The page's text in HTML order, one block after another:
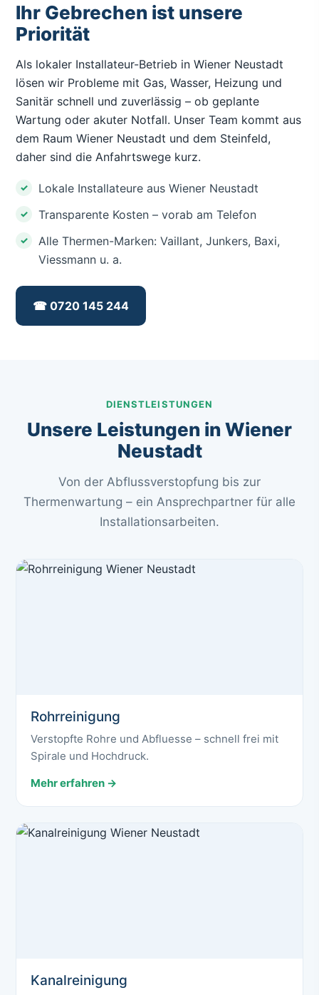
Ihr Gebrechen ist unsere
Priorität
Als lokaler Installateur-Betrieb in Wiener Neustadt
lösen wir Probleme mit Gas, Wasser, Heizung und
Sanitär schnell und zuverlässig – ob geplante
Wartung oder akuter Notfall. Unser Team kommt aus
dem Raum Wiener Neustadt und dem Steinfeld,
daher sind die Anfahrtswege kurz.
Lokale Installateure aus Wiener Neustadt
Transparente Kosten – vorab am Telefon
Alle Thermen-Marken: Vaillant, Junkers, Baxi,
Viessmann u. a.
☎ 0720 145 244
DIENSTLEISTUNGEN
Unsere Leistungen in Wiener
Neustadt
Von der Abflussverstopfung bis zur
Thermenwartung – ein Ansprechpartner für alle
Installationsarbeiten.
Rohrreinigung
Verstopfte Rohre und Abfluesse – schnell frei mit
Spirale und Hochdruck.
Mehr erfahren →
Kanalreinigung